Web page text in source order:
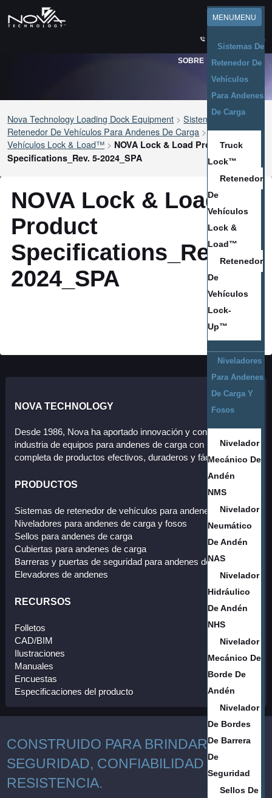
ASISTENCIA
SOBRE CONTACTO
1-800-236-7325
MENUMENU
Sistemas De
Retenedor De
Vehículos
Para Andenes
De Carga
Truck
Lock™
Retenedor
De
Vehículos
Lock &
Load™
Retenedor
De
Vehículos
Lock-
Up™
Niveladores
Para Andenes
De Carga Y
Fosos
Nivelador
Mecánico De
Andén
NMS
Nivelador
Neumático
De Andén
NAS
Nivelador
Hidráulico
De Andén
NHS
Nivelador
Mecánico De
Borde De
Andén
Nivelador
De Bordes
De Barrera
De
Seguridad
Sellos De
Nova Technology Loading Dock Equipment >Sistemas De
Retenedor De Vehículos Para Andenes De Carga >Retenedor De
Vehículos Lock & Load™ > NOVA Lock & Load Product
Specifications_Rev. 5-2024_SPA
NOVA Lock & Load
Product
Specifications_Rev. 5-
2024_SPA
NOVA TECHNOLOGY
Desde 1986, Nova ha aportado innovación y confiabilidad a la
industria de equipos para andenes de carga con una línea
completa de productos efectivos, duraderos y fáciles de usar.
PRODUCTOS
Sistemas de retenedor de vehículos para andenes de carga
Niveladores para andenes de carga y fosos
Sellos para andenes de carga
Cubiertas para andenes de carga
Barreras y puertas de seguridad para andenes de carga
Elevadores de andenes
RECURSOS
Folletos
CAD/BIM
Ilustraciones
Manuales
Encuestas
Especificaciones del producto
CONSTRUIDO PARA BRINDAR
SEGURIDAD, CONFIABILIDAD Y
RESISTENCIA.